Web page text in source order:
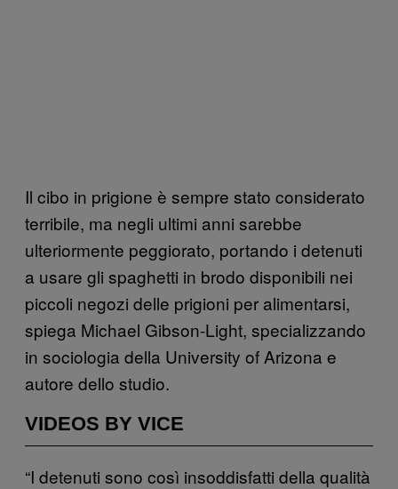
Il cibo in prigione è sempre stato considerato
terribile, ma negli ultimi anni sarebbe
ulteriormente peggiorato, portando i detenuti
a usare gli spaghetti in brodo disponibili nei
piccoli negozi delle prigioni per alimentarsi,
spiega Michael Gibson-Light, specializzando
in sociologia della University of Arizona e
autore dello studio.
VIDEOS BY VICE
“I detenuti sono così insoddisfatti della qualità